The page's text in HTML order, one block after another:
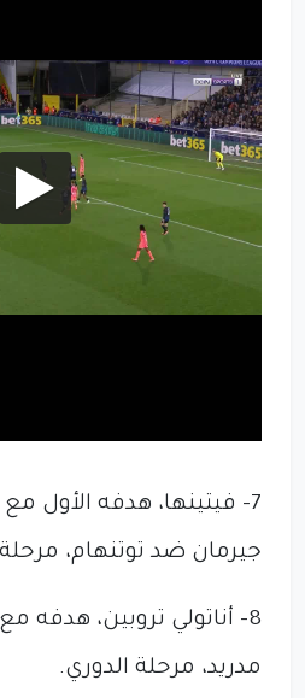
7- فيتينها، هدفه الأول
جيرمان ضد توتنهام،
8- أناتولي تروبين، هدفه
مدريد، مرحلة الدوري.